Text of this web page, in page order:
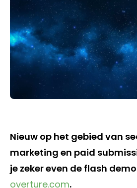
Nieuw op het gebied van
marketing en paid
je zeker even de flash
overture.com.